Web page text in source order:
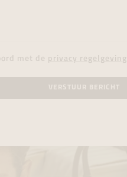
met de privacy regelgeving
VERSTUUR BERICHT